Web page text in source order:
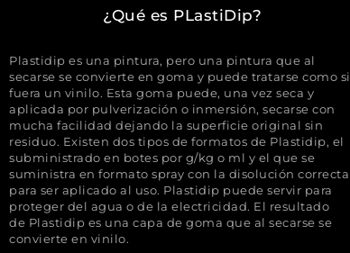
¿Qué es PLastiDip?
Plastidip es una pintura, pero una pintura que al
secarse se convierte en goma y puede tratarse como si
fuera un vinilo. Esta goma puede, una vez seca y
aplicada por pulverización o inmersión, secarse con
mucha facilidad dejando la superficie original sin
residuo. Existen dos tipos de formatos de Plastidip, el
subministrado en botes por g/kg o ml y el que se
suministra en formato spray con la disolución correcta
para ser aplicado al uso. Plastidip puede servir para
proteger del agua o de la electricidad. El resultado
de Plastidip es una capa de goma que al secarse se
convierte en vinilo.